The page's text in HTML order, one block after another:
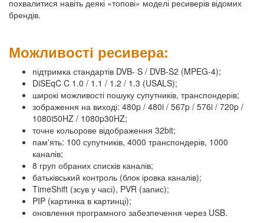
похвалитися навіть деякі «топові» моделі ресиверів відомих
брендів.
Можливості ресивера:
підтримка стандартів DVB- S / DVB-S2 (MPEG-4);
DiSEqC C 1.0 / 1.1 / 1.2 / 1.3 (USALS);
широкі можливості пошуку супутників, транспондерів;
зображення на виході: 480p / 480i / 567p / 576i / 720p /
1080i50HZ / 1080p30HZ;
точне кольорове відображення 32bit;
пам'ять: 100 супутників, 4000 транспондерів, 1000
каналів;
8 груп обраних списків каналів;
батьківський контроль (блок іровка каналів);
TimeShift (зсув у часі), PVR (запис);
PIP (картинка в картинці);
оновлення програмного забезпечення через USB.